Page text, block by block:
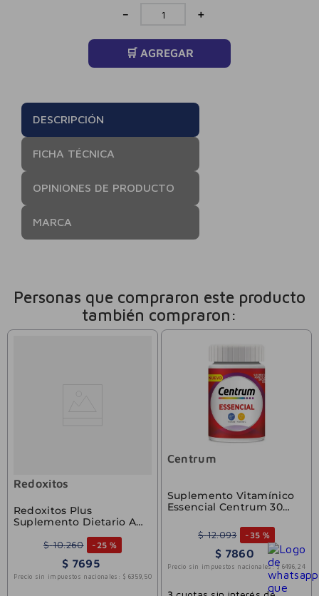
＋
－
🛒 AGREGAR
DESCRIPCIÓN
FICHA TÉCNICA
OPINIONES DE PRODUCTO
MARCA
Personas que compraron este producto
también compraron:
Redoxitos
Redoxitos Plus
Suplemento Dietario A
Vitamina D Y Zinc x 25
Pastillas Masticables
$ 10.260 - 25 %
$ 7695
Precio sin impuestos nacionales: $ 6359 50
Centrum
Suplemento Vitamínico
Essencial Centrum 30
$ 12.093 - 35 %
$ 7860
Precio sin impuestos nacionales: $ 6496 24